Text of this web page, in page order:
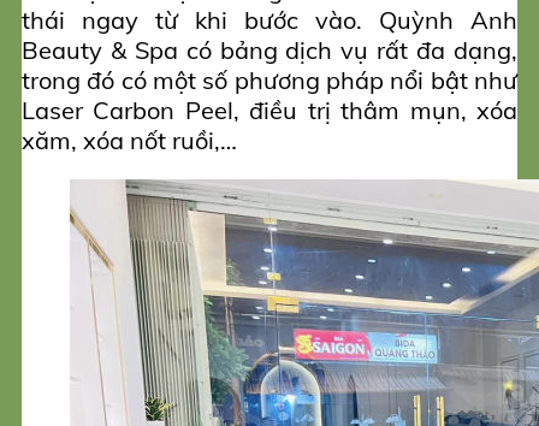
thái ngay từ khi bước vào. Quỳnh Anh
Beauty & Spa có bảng dịch vụ rất đa dạng,
trong đó có một số phương pháp nổi bật như
Laser Carbon Peel, điều trị thâm mụn, xóa
xăm, xóa nốt ruồi,…